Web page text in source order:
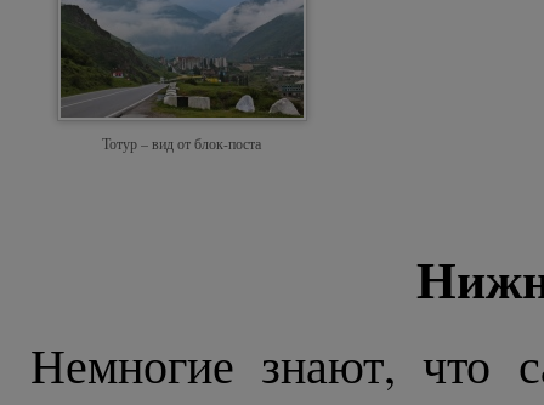
Тотур – вид от блок-поста
Немногие знают, что